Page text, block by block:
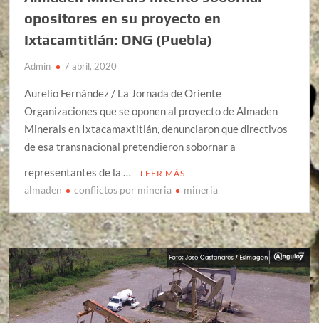
opositores en su proyecto en
Ixtacamtitlán: ONG (Puebla)
Admin 7 abril, 2020
Aurelio Fernández / La Jornada de Oriente
Organizaciones que se oponen al proyecto de Almaden
Minerals en Ixtacamaxtitlán, denunciaron que directivos
de esa transnacional pretendieron sobornar a
representantes de la …
LEER MÁS
almaden conflictos por mineria mineria